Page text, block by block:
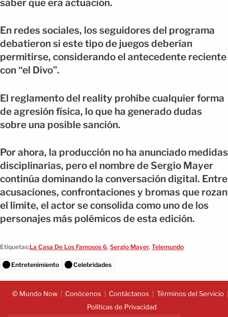
saber que era actuación.
En redes sociales, los seguidores del programa
debatieron si este tipo de juegos deberían
permitirse, considerando el antecedente reciente
con “el Divo”.
El reglamento del reality prohíbe cualquier forma
de agresión física, lo que ha generado dudas
sobre una posible sanción.
Por ahora, la producción no ha anunciado medidas
disciplinarias, pero el nombre de Sergio Mayer
continúa dominando la conversación digital. Entre
acusaciones, confrontaciones y bromas que rozan
el límite, el actor se consolida como uno de los
personajes más polémicos de esta edición.
Etiquetas:La Casa De Los Famosos 6, Sergio Mayer, Telemundo
Entretenimiento Celebridades
© Mundo Now Conócenos Contáctanos
Términos del Servicio
Políticas de Privacidad